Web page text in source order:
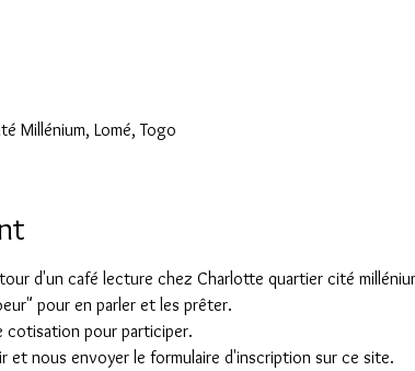
Millénium, Lomé, Togo
d'un café lecture chez Charlotte quartier cité
pour en parler et les prêter.
cotisation pour participer.
et nous envoyer le formulaire d'inscription sur ce site.